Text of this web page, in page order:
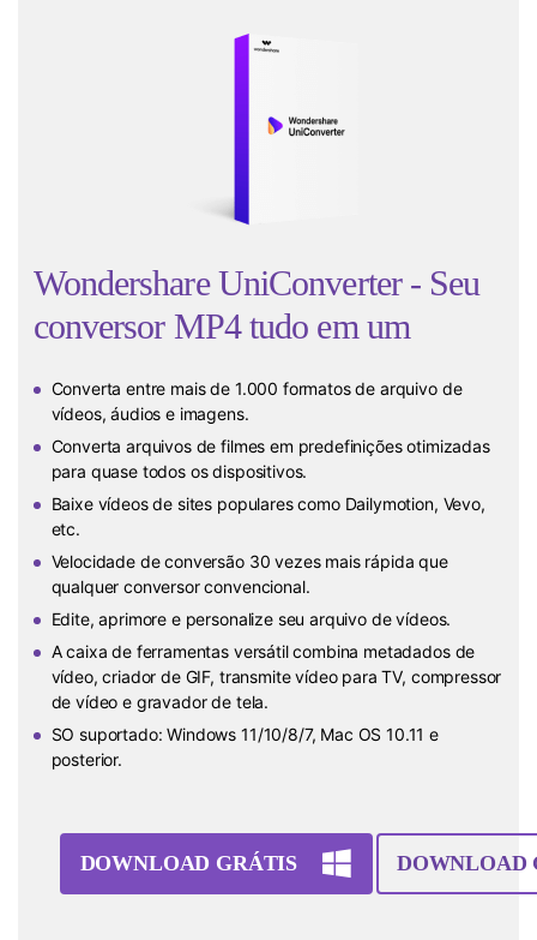
Wondershare UniConverter - Seu
conversor MP4 tudo em um
Converta entre mais de 1.000 formatos de arquivo de
vídeos, áudios e imagens.
Converta arquivos de filmes em predefinições otimizadas
para quase todos os dispositivos.
Baixe vídeos de sites populares como Dailymotion, Vevo,
etc.
Velocidade de conversão 30 vezes mais rápida que
qualquer conversor convencional.
Edite, aprimore e personalize seu arquivo de vídeos.
A caixa de ferramentas versátil combina metadados de
vídeo, criador de GIF, transmite vídeo para TV, compressor
de vídeo e gravador de tela.
SO suportado: Windows 11/10/8/7, Mac OS 10.11 e
posterior.
DOWNLOAD GRÁTIS DOWNLOAD